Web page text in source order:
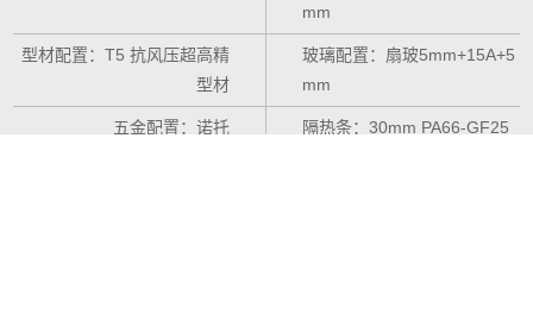
mm
型材配置：T5 抗风压超高精
型材
玻璃配置：扇玻5mm+15A+5
mm
五金配置：诺托 隔热条：30mm PA66-GF25